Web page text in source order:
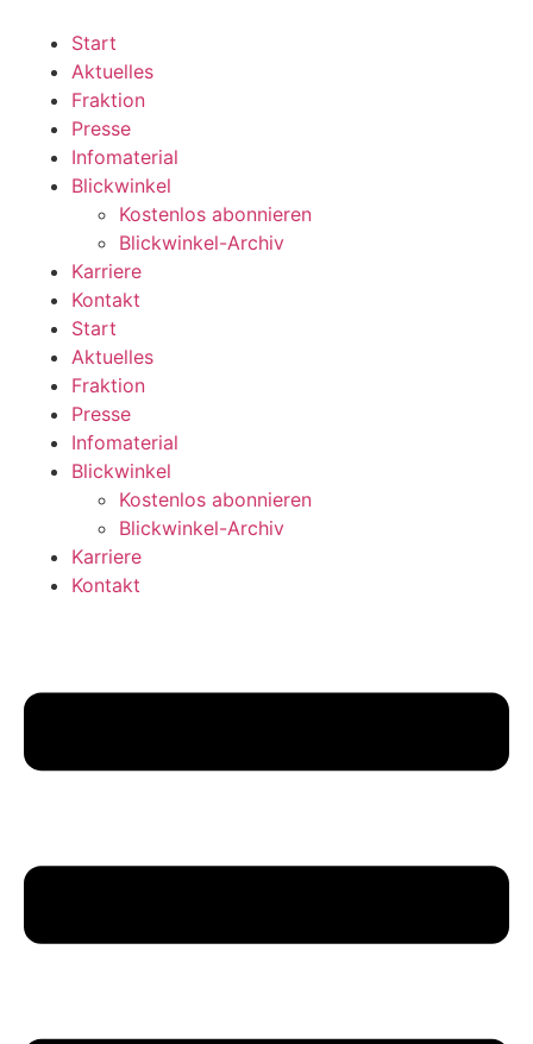
wechseln
Start
Aktuelles
Fraktion
Presse
Infomaterial
Blickwinkel
Kostenlos abonnieren
Blickwinkel-Archiv
Karriere
Kontakt
Start
Aktuelles
Fraktion
Presse
Infomaterial
Blickwinkel
Kostenlos abonnieren
Blickwinkel-Archiv
Karriere
Kontakt